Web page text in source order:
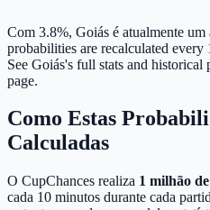
Com 3.8%, Goiás é atualmente um
probabilities are recalculated
See Goiás's full stats and
page.
Como Estas
Calculadas
O CupChances realiza 1 milhão
cada 10 minutos durante cada